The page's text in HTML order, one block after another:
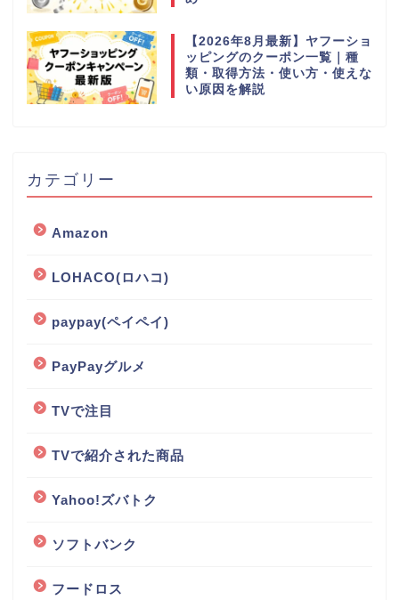
【2026年8月最新】ヤフーショ
ッピングのクーポン一覧｜種
類・取得方法・使い方・使えな
い原因を解説
カテゴリー
Amazon
LOHACO(ロハコ)
paypay(ペイペイ)
PayPayグルメ
TVで注目
TVで紹介された商品
Yahoo!ズバトク
ソフトバンク
フードロス